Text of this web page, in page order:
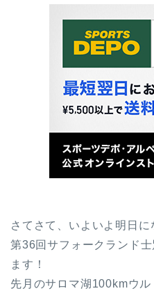
さてさて、いよいよ明日に
第36回サフォークランド
ます！
先月のサロマ湖100kmウ